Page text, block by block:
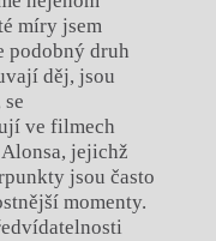
míry jsem
podobný druh
děj, jsou
ve filmech
jejichž
jsou často
momenty.